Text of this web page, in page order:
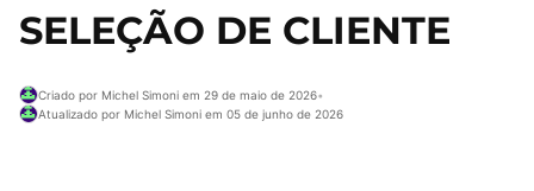
SELEÇÃO DE CLIENTE
Criado por Michel Simoni em 29 de maio de 2026•
Atualizado por Michel Simoni em 05 de junho de 2026